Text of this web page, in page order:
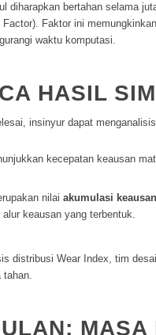
diharapkan bertahan selama
Factor). Faktor ini
waktu komputasi.
HASIL
insinyur dapat
kecepatan keausan
nilai akumulasi
keausan yang terbentuk.
distribusi Wear Index , tim
MASA